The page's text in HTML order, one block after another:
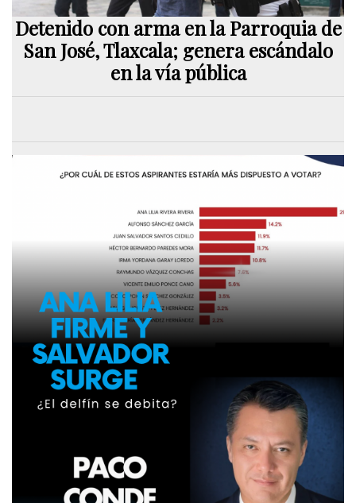
Detenido con arma en la Parroquia de
San José, Tlaxcala; genera escándalo
en la vía pública